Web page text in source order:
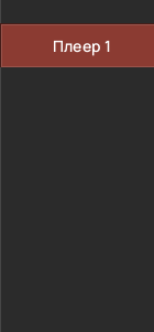
Плеер 1